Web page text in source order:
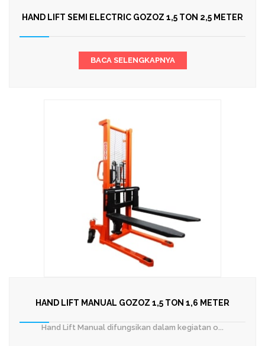
HAND LIFT SEMI ELECTRIC GOZOZ 1,5 TON 2,5 METER
BACA SELENGKAPNYA
HAND LIFT MANUAL GOZOZ 1,5 TON 1,6 METER
Hand Lift Manual difungsikan dalam kegiatan o...